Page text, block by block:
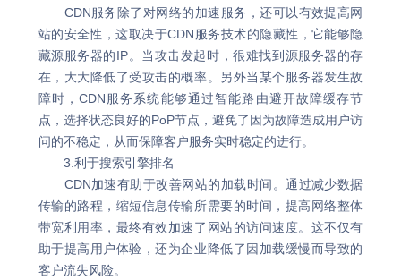
CDN服务除了对网络的加速服务，还可以有效提高网
站的安全性，这取决于CDN服务技术的隐藏性，它能够隐
藏源服务器的IP。当攻击发起时，很难找到源服务器的存
在，大大降低了受攻击的概率。另外当某个服务器发生故
障时，CDN服务系统能够通过智能路由避开故障缓存节
点，选择状态良好的PoP节点，避免了因为故障造成用户访
问的不稳定，从而保障客户服务实时稳定的进行。
3.利于搜索引擎排名
CDN加速有助于改善网站的加载时间。通过减少数据
传输的路程，缩短信息传输所需要的时间，提高网络整体
带宽利用率，最终有效加速了网站的访问速度。这不仅有
助于提高用户体验，还为企业降低了因加载缓慢而导致的
客户流失风险。